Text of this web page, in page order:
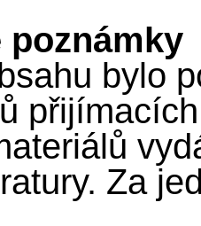
poznámky
bylo
Za